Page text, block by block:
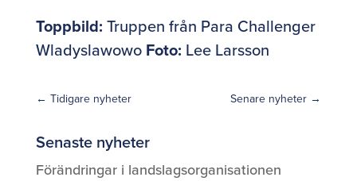
Toppbild: Truppen från Para Challenger
WladyslawowoFoto: Lee Larsson
← Tidigare nyheter Senare nyheter →
Senaste nyheter
Förändringar i landslagsorganisationen